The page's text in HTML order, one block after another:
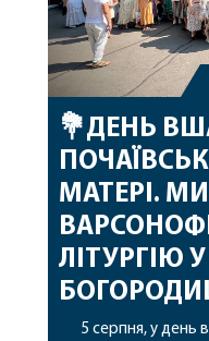
💐ДЕНЬ
МАТЕРІ.
ЛІТУРГІЮ
5 серпня, у день